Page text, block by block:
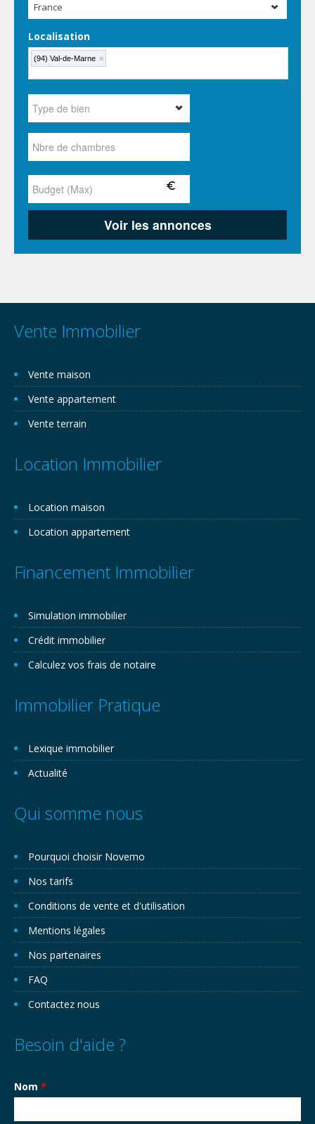
France
Localisation
(94) Val-de-Marne ×
Vente Immobilier
Vente maison
Vente appartement
Vente terrain
Location Immobilier
Location maison
Location appartement
Financement Immobilier
Simulation immobilier
Crédit immobilier
Calculez vos frais de notaire
Immobilier Pratique
Lexique immobilier
Actualité
Qui somme nous
Pourquoi choisir Novemo
Nos tarifs
Conditions de vente et d'utilisation
Mentions légales
Nos partenaires
FAQ
Contactez nous
Besoin d'aide ?
Nom *